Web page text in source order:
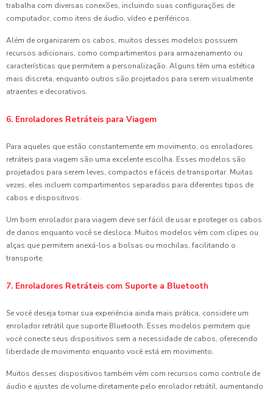
trabalha com diversas conexões, incluindo suas configurações de
computador, como itens de áudio, vídeo e periféricos.
Além de organizarem os cabos, muitos desses modelos possuem
recursos adicionais, como compartimentos para armazenamento ou
características que permitem a personalização. Alguns têm uma estética
mais discreta, enquanto outros são projetados para serem visualmente
atraentes e decorativos.
6. Enroladores Retráteis para Viagem
Para aqueles que estão constantemente em movimento, os enroladores
retráteis para viagem são uma excelente escolha. Esses modelos são
projetados para serem leves, compactos e fáceis de transportar. Muitas
vezes, eles incluem compartimentos separados para diferentes tipos de
cabos e dispositivos.
Um bom enrolador para viagem deve ser fácil de usar e proteger os cabos
de danos enquanto você se desloca. Muitos modelos vêm com clipes ou
alças que permitem anexá-los a bolsas ou mochilas, facilitando o
transporte.
7. Enroladores Retráteis com Suporte a Bluetooth
Se você deseja tornar sua experiência ainda mais prática, considere um
enrolador retrátil que suporte Bluetooth. Esses modelos permitem que
você conecte seus dispositivos sem a necessidade de cabos, oferecendo
liberdade de movimento enquanto você está em movimento.
Muitos desses dispositivos também vêm com recursos como controle de
áudio e ajustes de volume diretamente pelo enrolador retrátil, aumentando